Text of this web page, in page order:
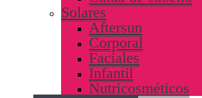
Solares
Aftersun
Corporal
Faciales
Infantil
Nutricosméticos